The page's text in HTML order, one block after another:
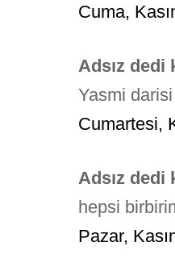
Cuma,
Adsız dedi
Yasmi
Cumartesi,
Adsız dedi
hepsi
Pazar,